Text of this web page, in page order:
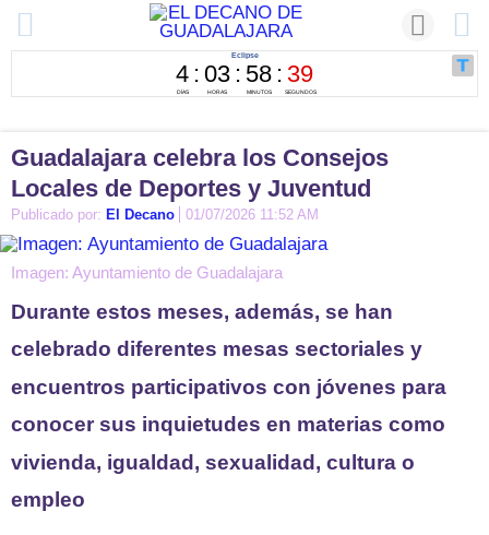
Guadalajara celebra los Consejos
Locales de Deportes y Juventud
Publicado por: El Decano 01/07/2026 11:52 AM
Imagen: Ayuntamiento de Guadalajara
Durante estos meses, además, se han
celebrado diferentes mesas sectoriales y
encuentros participativos con jóvenes para
conocer sus inquietudes en materias como
vivienda, igualdad, sexualidad, cultura o
empleo